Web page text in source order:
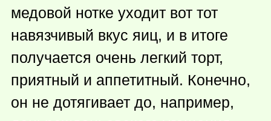
медовой нотке уходит вот тот
навязчивый вкус яиц, и в итоге
получается очень легкий торт,
приятный и аппетитный. Конечно,
он не дотягивает до, например,